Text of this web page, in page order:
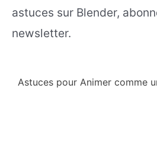
astuces sur Blender,
newsletter.
Astuces pour Animer comme